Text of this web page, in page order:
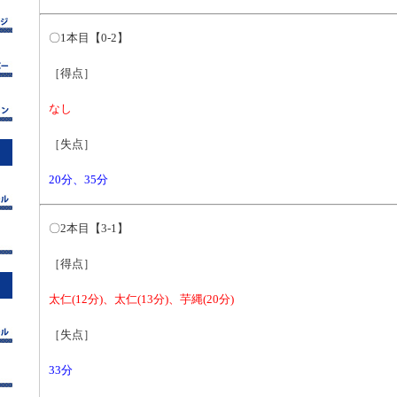
〇1本目【0-2】
［得点］
なし
［失点］
20分、35分
〇2本目【3-1】
［得点］
太仁(12分)、太仁(13分)、芋縄(20分)
［失点］
33分